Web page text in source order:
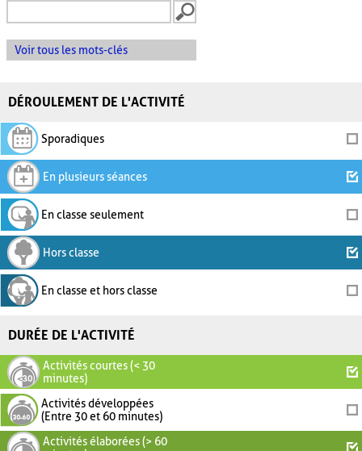
Voir tous les mots-clés
DÉROULEMENT DE L'ACTIVITÉ
Sporadiques
En plusieurs séances
En classe seulement
Hors classe
En classe et hors classe
DURÉE DE L'ACTIVITÉ
Activités courtes (< 30
minutes)
Activités développées
(Entre 30 et 60 minutes)
Activités élaborées (> 60